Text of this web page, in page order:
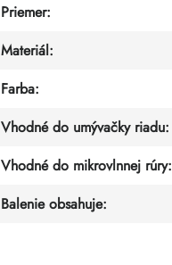
Priemer:
Materiál:
Farba:
Vhodné do umývačky riadu:
Vhodné do mikrovlnnej rúry:
Balenie obsahuje: